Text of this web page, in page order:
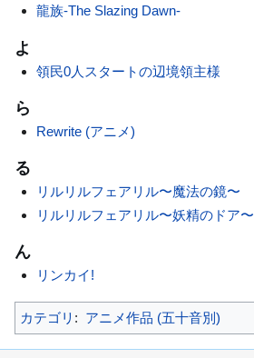
龍族-The Slazing Dawn-
よ
領民0人スタートの辺境領主様
ら
Rewrite (アニメ)
る
リルリルフェアリル〜魔法の鏡〜
リルリルフェアリル〜妖精のドア〜
ん
リンカイ!
カテゴリ : アニメ作品 (五十音別)